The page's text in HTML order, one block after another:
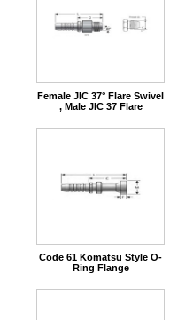
Female JIC 37° Flare Swivel
, Male JIC 37 Flare
Code 61 Komatsu Style O-
Ring Flange